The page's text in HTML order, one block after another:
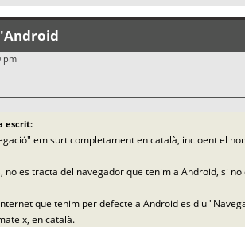
pm
escrit:
em surt completament en català, incloent el
no es tracta del navegador que tenim a Android, si
que tenim per defecte a Android es diu
en català.